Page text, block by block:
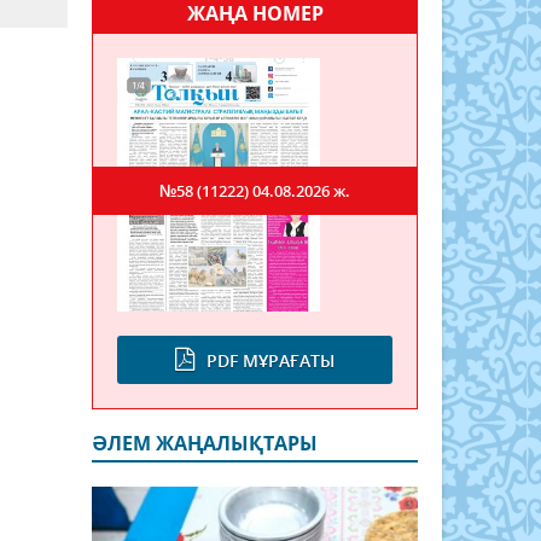
ЖАҢА НОМЕР
PDF МҰРАҒАТЫ
№58 (11222)04.08.2026 ж.
ӘЛЕМ ЖАҢАЛЫҚТАРЫ